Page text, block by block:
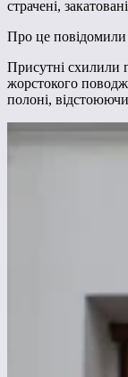
страчені,
Про це повідомили
Присутні схилили
жорстокого
полоні,